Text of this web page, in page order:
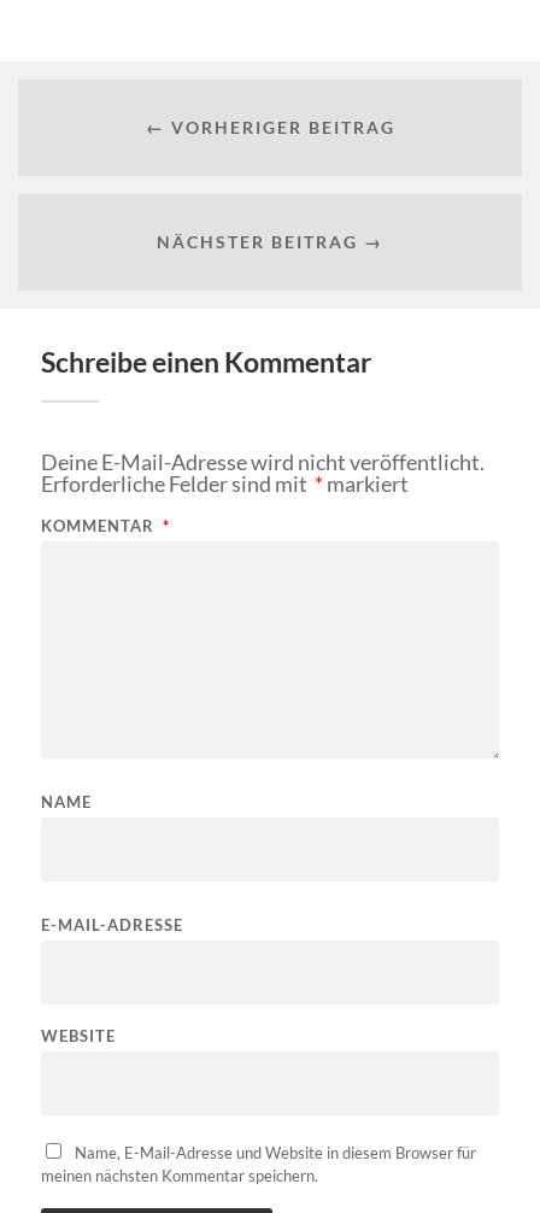
← VORHERIGER BEITRAG
NÄCHSTER BEITRAG →
Schreibe einen Kommentar
Deine E-Mail-Adresse wird nicht veröffentlicht.
Erforderliche Felder sind mit *markiert
KOMMENTAR *
NAME
E-MAIL-ADRESSE
WEBSITE
Name, E-Mail-Adresse und Website in diesem Browser für
meinen nächsten Kommentar speichern.